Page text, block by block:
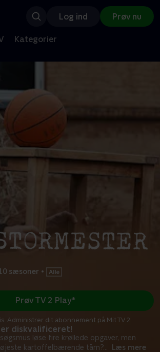
Log ind Prøv nu
Kategorier
sæsoner •
er diskvalificeret!
løse fire krøllede opgaver, men
kartoffelbærende tårn?... Læs mere
Prøv TV 2 Play*
Administrer dit abonnement på Mit TV 2.